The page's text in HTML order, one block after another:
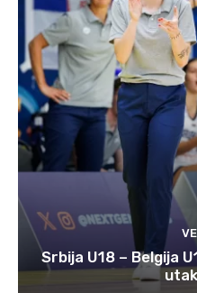
Srbija U18 – Belgija